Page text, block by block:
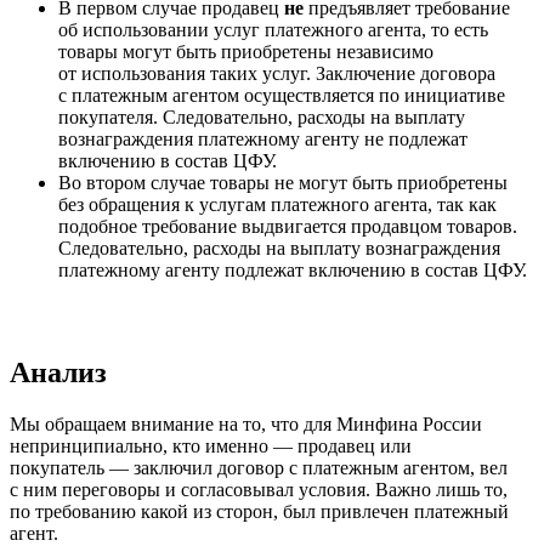
В первом случае продавец не предъявляет требование
об использовании услуг платежного агента, то есть
товары могут быть приобретены независимо
от использования таких услуг. Заключение договора
с платежным агентом осуществляется по инициативе
покупателя. Следовательно, расходы на выплату
вознаграждения платежному агенту не подлежат
включению в состав ЦФУ.
Во втором случае товары не могут быть приобретены
без обращения к услугам платежного агента, так как
подобное требование выдвигается продавцом товаров.
Следовательно, расходы на выплату вознаграждения
платежному агенту подлежат включению в состав ЦФУ.
Анализ
Мы обращаем внимание на то, что для Минфина России
непринципиально, кто именно — продавец или
покупатель — заключил договор с платежным агентом, вел
с ним переговоры и согласовывал условия. Важно лишь то,
по требованию какой из сторон, был привлечен платежный
агент.